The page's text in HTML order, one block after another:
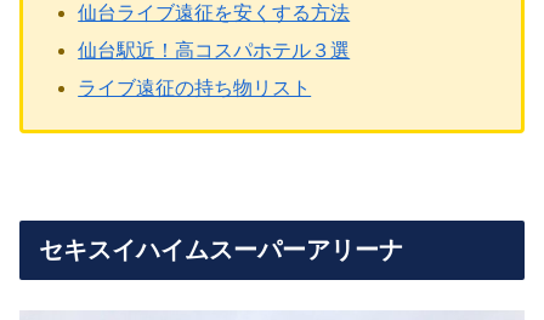
仙台ライブ遠征を安くする方法
仙台駅近！高コスパホテル３選
ライブ遠征の持ち物リスト
セキスイハイムスーパーアリーナ